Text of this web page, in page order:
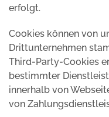
erfolgt.
Cookies können von
Drittunternehmen
Third-Party-Cookies
bestimmter
innerhalb von
von